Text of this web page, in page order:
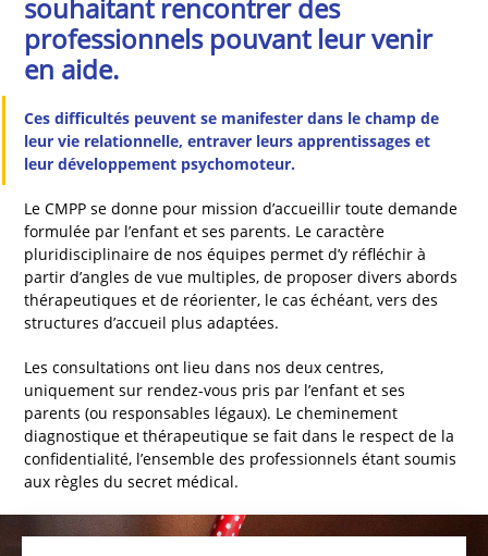
souhaitant rencontrer des
professionnels pouvant leur venir
en aide.
Ces difficultés peuvent se manifester dans le champ de
leur vie relationnelle, entraver leurs apprentissages et
leur développement psychomoteur.
Le CMPP se donne pour mission d’accueillir toute demande
formulée par l’enfant et ses parents. Le caractère
pluridisciplinaire de nos équipes permet d’y réfléchir à
partir d’angles de vue multiples, de proposer divers abords
thérapeutiques et de réorienter, le cas échéant, vers des
structures d’accueil plus adaptées.
Les consultations ont lieu dans nos deux centres,
uniquement sur rendez-vous pris par l’enfant et ses
parents (ou responsables légaux). Le cheminement
diagnostique et thérapeutique se fait dans le respect de la
confidentialité, l’ensemble des professionnels étant soumis
aux règles du secret médical.